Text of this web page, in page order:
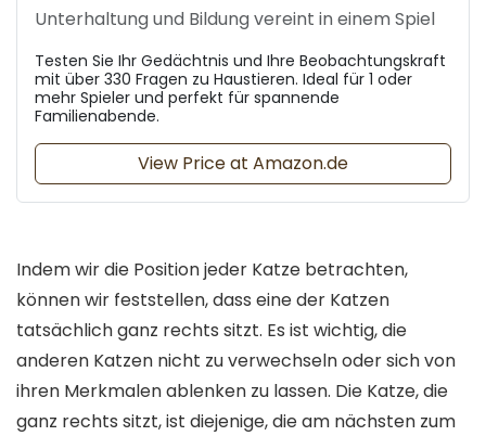
Unterhaltung und Bildung vereint in einem Spiel
Testen Sie Ihr Gedächtnis und Ihre Beobachtungskraft
mit über 330 Fragen zu Haustieren. Ideal für 1 oder
mehr Spieler und perfekt für spannende
Familienabende.
View Price at Amazon.de
Indem wir die Position jeder Katze betrachten,
können wir feststellen, dass eine der Katzen
tatsächlich ganz rechts sitzt. Es ist wichtig, die
anderen Katzen nicht zu verwechseln oder sich von
ihren Merkmalen ablenken zu lassen. Die Katze, die
ganz rechts sitzt, ist diejenige, die am nächsten zum